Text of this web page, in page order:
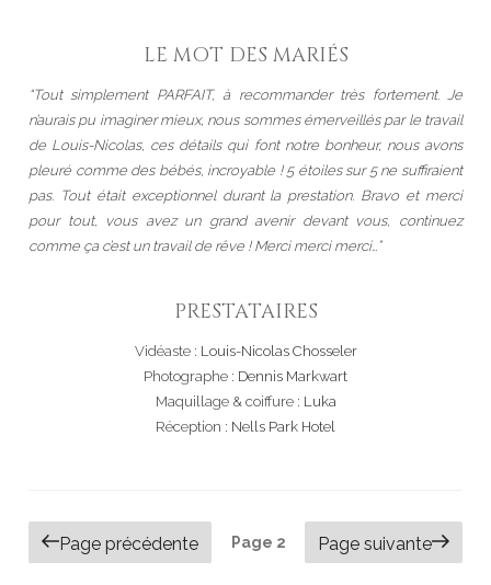
LE MOT DES MARIÉS
“Tout simplement PARFAIT, à recommander très fortement. Je
n’aurais pu imaginer mieux, nous sommes émerveillés par le travail
de Louis-Nicolas, ces détails qui font notre bonheur, nous avons
pleuré comme des bébés, incroyable ! 5 étoiles sur 5 ne suffiraient
pas. Tout était exceptionnel durant la prestation. Bravo et merci
pour tout, vous avez un grand avenir devant vous, continuez
comme ça c’est un travail de rêve ! Merci merci merci…”
PRESTATAIRES
Vidéaste : Louis-Nicolas Chosseler
Photographe : Dennis Markwart
Maquillage & coiffure : Luka
Réception : Nells Park Hotel
NAVIGATION
DES
ARTICLES
Page précédente Page 2 Page suivante